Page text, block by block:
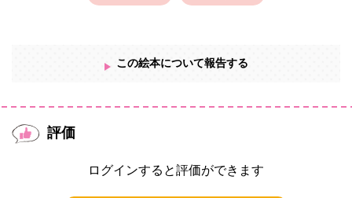
この絵本について報告する
評価
ログインすると評価ができます